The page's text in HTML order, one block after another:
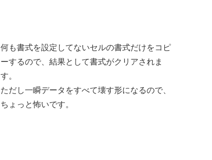
何も書式を設定してないセルの書式だけをコピ
ーするので、結果として書式がクリアされま
す。
ただし一瞬データをすべて壊す形になるので、
ちょっと怖いです。